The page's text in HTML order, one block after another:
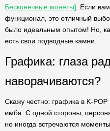
Бесконечные монеты] . Если
функционал, это отличный
было идеальным опытом! Но,
есть свои подводные камни.
Графика: глаза
наворачиваются?
Скажу честно: графика в K-
имба. С одной стороны,
но иногда встречаются